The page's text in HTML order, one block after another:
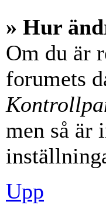
» Hur
Om du är
forumets
men så är
Upp